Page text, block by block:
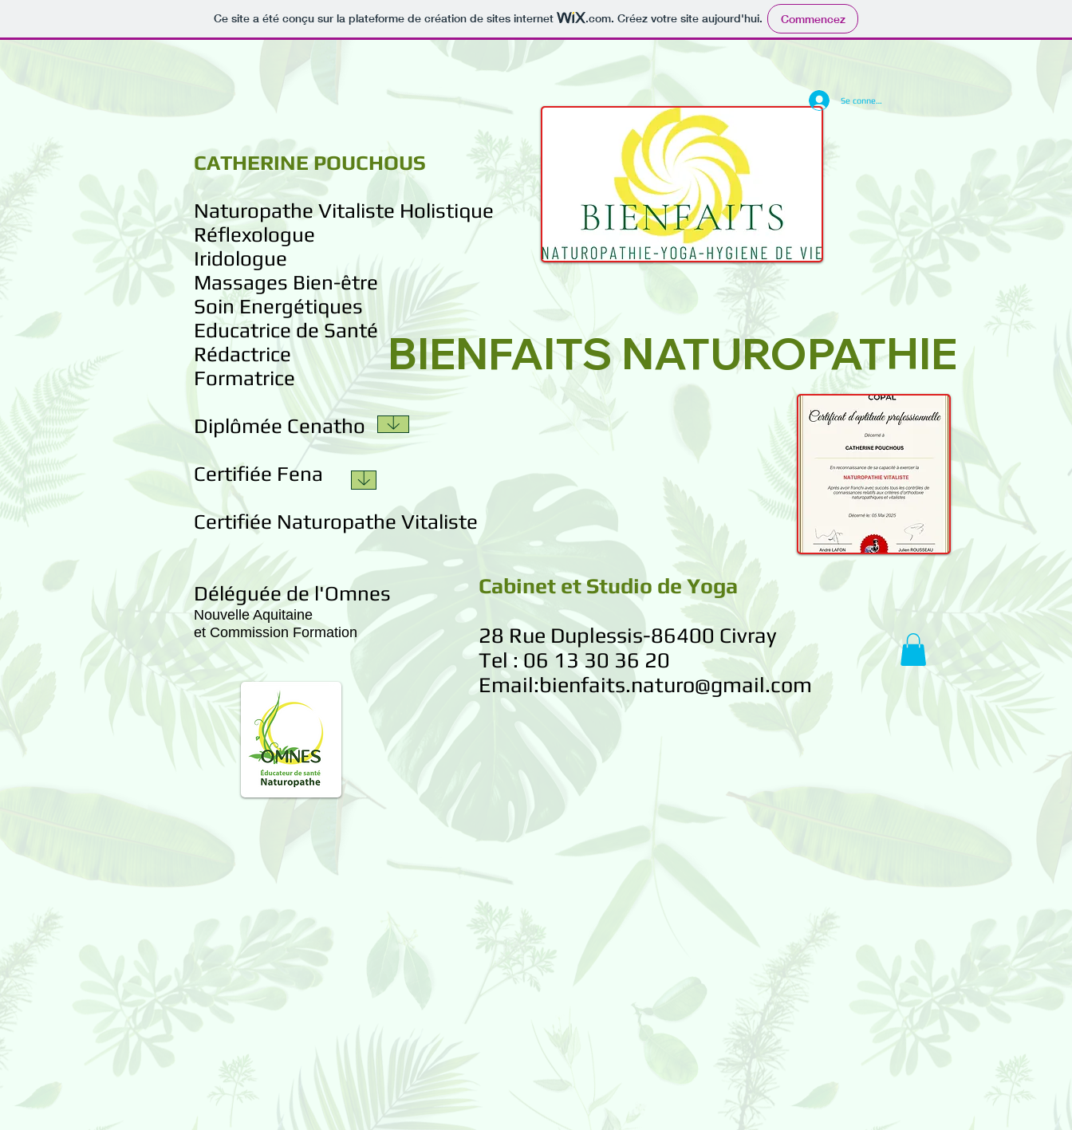
Ce site a été conçu sur la plateforme de création de sites internet .com. Créez votre site aujourd'hui. Commencez
CATHERINE POUCHOUS
Naturopathe Vitaliste Holistique
Réflexologue
Iridologue
Massages Bien-être
Soin Energétiques
Educatrice de Santé
Rédactrice
Formatrice
Diplômée Cenatho
Certifiée Fena
Certifiée Naturopathe Vitaliste
Déléguée de l'Omnes
Nouvelle Aquitaine
et Commission Formation
BIENFAITS NATUROPATHIE
Cabinet et Studio de Yoga
28 Rue Duplessis-86400 Civray
Tel : 06 13 30 36 20
Email:bienfaits.naturo@gmail.com
Se connecter